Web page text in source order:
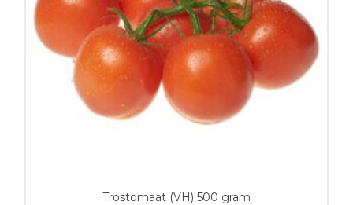
Trostomaat (VH) 500 gram